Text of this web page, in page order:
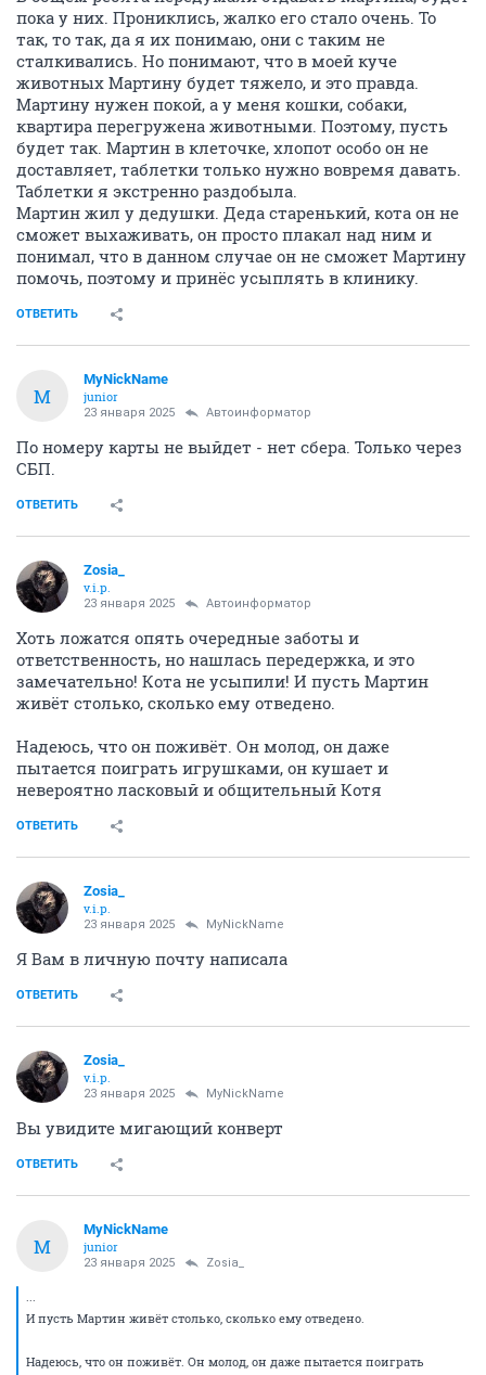
У Мартина лейкоз положительно, экспресс - тест
показал.
На фоне лейкоза и случился паралич задних лап. Ну
а ребята знакомые не готовы помогать с таким
котиком.
ОТВЕТИТЬ
M
MyNickName
junior
23 января 2025 Автоинформатор
Давно изредка почитываю тему, перелистал кучу
страниц, но так и не смог найти реквизиты.
v.i.p.
Здравствуйте! Мы реквизиты указываем в личном
ОТВЕТИТЬ
v.i.p.
23 января 2025 Автоинформатор
Мартину куплен Ралтегравир, флакон-7000руб.
Zosia_
23 января 2025
Я здесь очень давно, немного отступлю от правил и
напишу свои реквизиты для помощи больным
животным:
СБ: 2202 2010 1582 7344 Наталья Викторовна Ш
Zosia_
v.i.p.
23 января 2025
В общем ребята передумали отдавать Мартина, будет
пока у них. Прониклись, жалко его стало очень. То
так, то так, да я их понимаю, они с таким не
Мартину нужен покой, а у меня кошки, собаки,
квартира перегружена животными. Поэтому, пусть
будет так. Мартин в клеточке, хлопот особо он не
доставляет, таблетки только нужно вовремя давать.
Таблетки я экстренно раздобыла.
сможет выхаживать, он просто плакал над ним и